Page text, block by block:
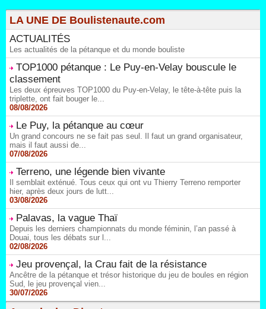
LA UNE DE Boulistenaute.com
ACTUALITÉS
Les actualités de la pétanque et du monde bouliste
TOP1000 pétanque : Le Puy-en-Velay bouscule le
classement
Les deux épreuves TOP1000 du Puy-en-Velay, le tête-à-tête puis la
triplette, ont fait bouger le...
08/08/2026
Le Puy, la pétanque au cœur
Un grand concours ne se fait pas seul. Il faut un grand organisateur,
mais il faut aussi de...
07/08/2026
Terreno, une légende bien vivante
Il semblait exténué. Tous ceux qui ont vu Thierry Terreno remporter
hier, après deux jours de lutt...
03/08/2026
Palavas, la vague Thaï
Depuis les derniers championnats du monde féminin, l’an passé à
Douai, tous les débats sur l...
02/08/2026
Jeu provençal, la Crau fait de la résistance
Ancêtre de la pétanque et trésor historique du jeu de boules en région
Sud, le jeu provençal vien...
30/07/2026